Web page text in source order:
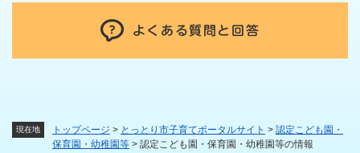
現在地 トップページ > とっとり市子育てポータルサイト > 認定こども園・
保育園・幼稚園等 > 認定こども園・保育園・幼稚園等の情報
よくある質問と回答